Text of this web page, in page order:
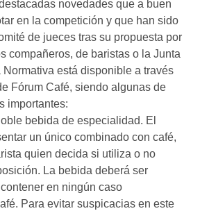
novedades que a buen
en la competición y que han sido
de jueces tras su propuesta por
compañeros, de baristas o la Junta
está disponible a través
Fórum Café, siendo algunas de
importantes:
bebida de especialidad. El
un único combinado con café,
quien decida si utiliza o no
La bebida deberá ser
en ningún caso
Para evitar suspicacias en este